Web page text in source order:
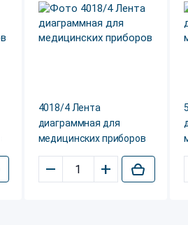
4018/4 Лента
диаграммная для
медицинских приборов
– +